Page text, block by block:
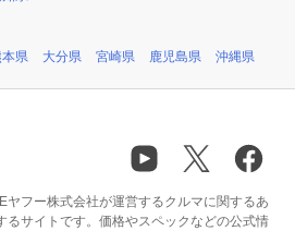
県 大分県 宮崎県 鹿児島県 沖縄県
フー株式会社が運営するクルマに関するあ
るサイトです。価格やスペックなどの公式情